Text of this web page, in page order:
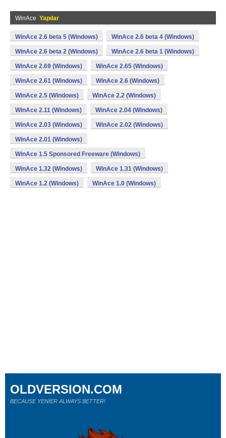
WinAce Yapılar
WinAce 2.6 beta 5 (Windows) WinAce 2.6 beta 4 (Windows)
WinAce 2.6 beta 2 (Windows) WinAce 2.6 beta 1 (Windows)
WinAce 2.69 (Windows) WinAce 2.65 (Windows)
WinAce 2.61 (Windows) WinAce 2.6 (Windows)
WinAce 2.5 (Windows) WinAce 2.2 (Windows)
WinAce 2.11 (Windows) WinAce 2.04 (Windows)
WinAce 2.03 (Windows) WinAce 2.02 (Windows)
WinAce 2.01 (Windows)
WinAce 1.5 Sponsored Freeware (Windows)
WinAce 1.32 (Windows) WinAce 1.31 (Windows)
WinAce 1.2 (Windows) WinAce 1.0 (Windows)
OLDVERSION.COM
BECAUSE YENİER ALWAYS BETTER!